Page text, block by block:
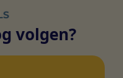
volgen?